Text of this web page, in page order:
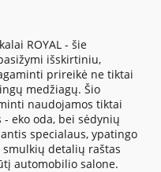
ROYAL - šie
išskirtiniu,
prireikė ne tiktai
medžiagų. Šio
naudojamos tiktai
- eko oda, bei sėdynių
specialaus, ypatingo
detalių raštas
automobilio salone.